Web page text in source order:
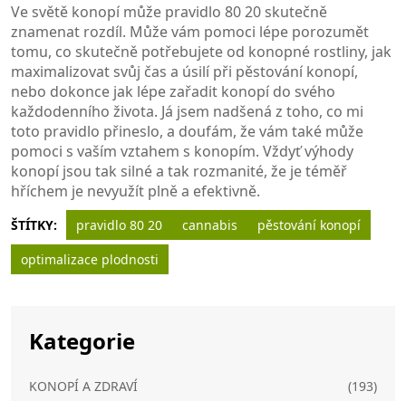
Ve světě konopí může pravidlo 80 20 skutečně
znamenat rozdíl. Může vám pomoci lépe porozumět
tomu, co skutečně potřebujete od konopné rostliny, jak
maximalizovat svůj čas a úsilí při pěstování konopí,
nebo dokonce jak lépe zařadit konopí do svého
každodenního života. Já jsem nadšená z toho, co mi
toto pravidlo přineslo, a doufám, že vám také může
pomoci s vaším vztahem s konopím. Vždyť výhody
konopí jsou tak silné a tak rozmanité, že je téměř
hříchem je nevyužít plně a efektivně.
ŠTÍTKY: pravidlo 80 20 cannabis
pěstování konopí
optimalizace plodnosti
Kategorie
KONOPÍ A ZDRAVÍ
(193)